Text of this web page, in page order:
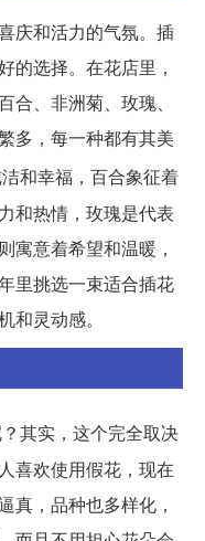
庆和活力的气氛。插
的选择。在花店里，
、非洲菊、玫瑰、
多，每一种都有其美
和幸福，百合象征着
和热情，玫瑰是代表
寓意着希望和温暖，
里挑选一束适合插花
和灵动感。
其实，这个完全取决
喜欢使用假花，现在
真，品种也多样化，